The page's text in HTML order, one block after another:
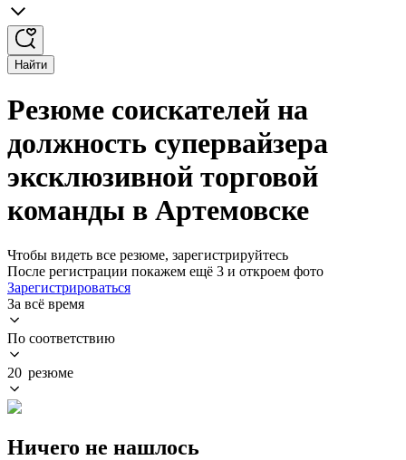
Найти
Резюме соискателей на
должность супервайзера
эксклюзивной торговой
команды в Артемовске
Чтобы видеть все резюме, зарегистрируйтесь
После регистрации покажем ещё 3 и откроем фото
Зарегистрироваться
За всё время
По соответствию
20 резюме
Ничего не нашлось